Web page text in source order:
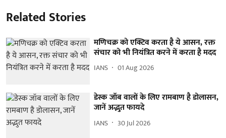
Related Stories
मणिचक्र को एक्टिव करता है ये आसन, रक्त
संचार को भी नियंत्रित करने में करता है मदद
IANS 01 Aug 2026
डेस्क जॉब वालों के लिए रामबाण है डोलासन,
जानें अद्भुत फायदे
IANS 30 Jul 2026